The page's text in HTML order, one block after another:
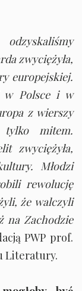
zwyciężyła,
europejskiej.
w Polsce i w
z wierszy
mitem.
zwyciężyła,
Młodzi
rewolucję
że walczyli
na Zachodzie
PWP prof.
Literatury.